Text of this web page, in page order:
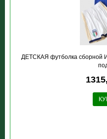
ДЕТСКАЯ футболка сборной